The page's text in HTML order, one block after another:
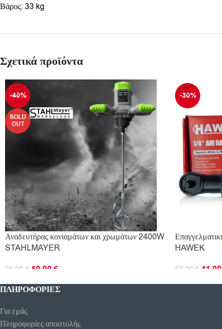
Βάρος: 33 kg
Σχετικά προϊόντα
-40%
SOLD
OUT
Αναδευτήρας κονιαμάτων και χρωμάτων 2400W
STAHLMAYER
99.90 € 59.90€
ΔΙΑΒΆΣΤΕ ΠΕΡΙΣΣΌΤΕΡΑ
-30%
HAWEK
59.90 €
ΠΡΟΣΘΉΚΗ
ΠΛΗΡΟΦΟΡΊΕΣ
Για εμάς
Πληροφορίες αποστολής